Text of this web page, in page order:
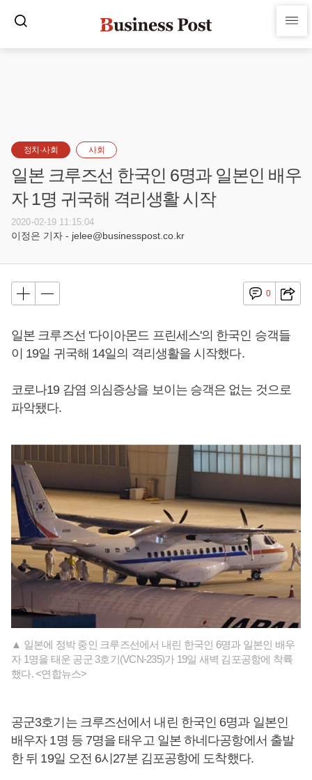
정치·사회 사회
일본 크루즈선 한국인 6명과 일본인 배우
자 1명 귀국해 격리생활 시작
2020-02-19 11:15:04
이정은 기자 - jelee@businesspost.co.kr
0
일본 크루즈선 '다이아몬드 프린세스'의 한국인 승객들
이 19일 귀국해 14일의 격리생활을 시작했다.
코로나19 감염 의심증상을 보이는 승객은 없는 것으로
파악됐다.
▲ 일본에 정박 중인 크루즈선에서 내린 한국인 6명과 일본인 배우
자 1명을 태운 공군 3호기(VCN-235)가 19일 새벽 김포공항에 착륙
했다. <연합뉴스>
공군3호기는 크루즈선에서 내린 한국인 6명과 일본인
배우자 1명 등 7명을 태우고 일본 하네다공항에서 출발
한 뒤 19일 오전 6시27분 김포공항에 도착했다.